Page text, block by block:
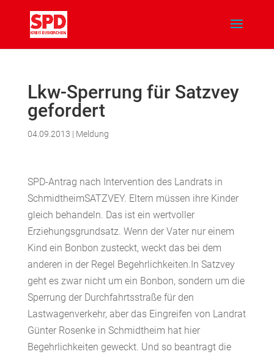
Lkw-Sperrung für Satzvey
gefordert
04.09.2013 | Meldung
SPD-Antrag nach Intervention des Landrats in
SchmidtheimSATZVEY. Eltern müssen ihre Kinder
gleich behandeln. Das ist ein wertvoller
Erziehungsgrundsatz. Wenn der Vater nur einem
Kind ein Bonbon zusteckt, weckt das bei dem
anderen in der Regel Begehrlichkeiten.In Satzvey
geht es zwar nicht um ein Bonbon, sondern um die
Sperrung der Durchfahrtsstraße für den
Lastwagenverkehr, aber das Eingreifen von Landrat
Günter Rosenke in Schmidtheim hat hier
Begehrlichkeiten geweckt. Und so beantragt die